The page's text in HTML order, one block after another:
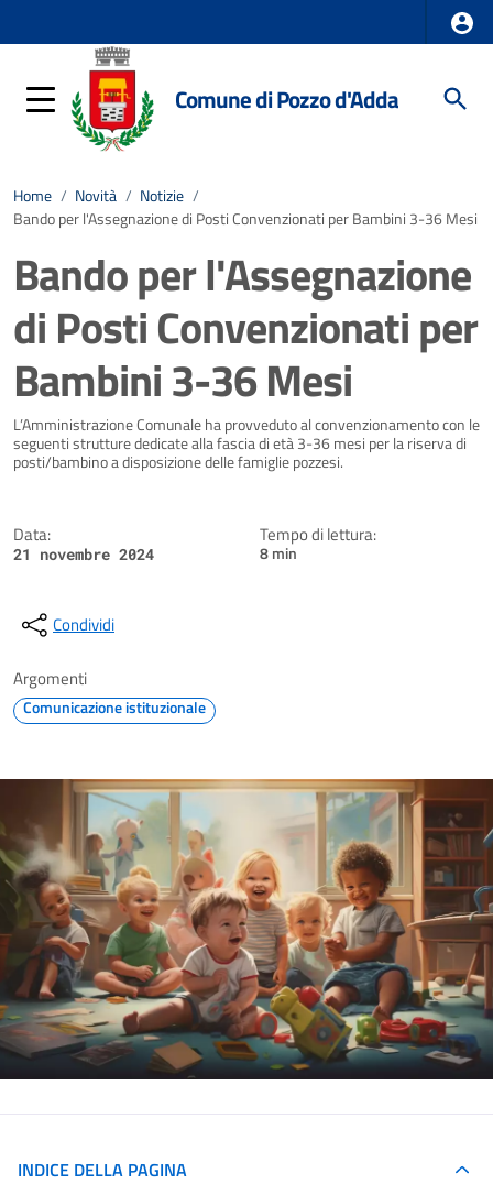
Comune di Pozzo d'Adda
Home / Novità / Notizie /
Bando per l'Assegnazione di Posti Convenzionati per Bambini 3-36 Mesi
Bando per l'Assegnazione
di Posti Convenzionati per
Bambini 3-36 Mesi
Dettagli della notizia
L’Amministrazione Comunale ha provveduto al convenzionamento con le
seguenti strutture dedicate alla fascia di età 3-36 mesi per la riserva di
posti/bambino a disposizione delle famiglie pozzesi.
Data:
21 novembre 2024
Tempo di lettura:
8 min
Condividi
Argomenti
Comunicazione istituzionale
INDICE DELLA PAGINA